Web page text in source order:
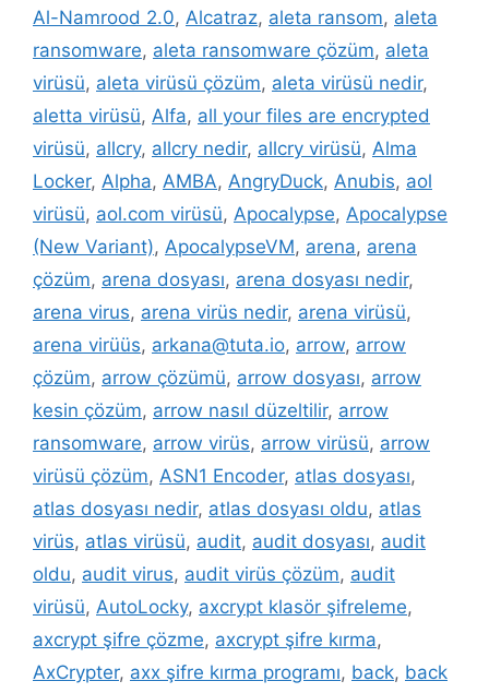
Al-Namrood 2.0, Alcatraz, aleta ransom, aleta
ransomware, aleta ransomware çözüm, aleta
virüsü, aleta virüsü çözüm, aleta virüsü nedir,
aletta virüsü, Alfa, all your files are encrypted
virüsü, allcry, allcry nedir, allcry virüsü, Alma
Locker, Alpha, AMBA, AngryDuck, Anubis, aol
virüsü, aol.com virüsü, Apocalypse, Apocalypse
(New Variant), ApocalypseVM, arena, arena
çözüm, arena dosyası, arena dosyası nedir,
arena virus, arena virüs nedir, arena virüsü,
arena virüüs, arkana@tuta.io, arrow, arrow
çözüm, arrow çözümü, arrow dosyası, arrow
kesin çözüm, arrow nasıl düzeltilir, arrow
ransomware, arrow virüs, arrow virüsü, arrow
virüsü çözüm, ASN1 Encoder, atlas dosyası,
atlas dosyası nedir, atlas dosyası oldu, atlas
virüs, atlas virüsü, audit, audit dosyası, audit
oldu, audit virus, audit virüs çözüm, audit
virüsü, AutoLocky, axcrypt klasör şifreleme,
axcrypt şifre çözme, axcrypt şifre kırma,
AxCrypter, axx şifre kırma programı, back, back